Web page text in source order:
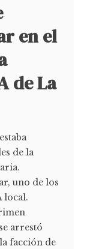
en el
de La
de la
uno de los
local.
arrestó
facción de